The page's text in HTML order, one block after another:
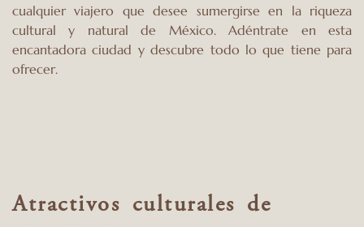
cualquier viajero que desee sumergirse en la riqueza
cultural y natural de México. Adéntrate en esta
encantadora ciudad y descubre todo lo que tiene para
ofrecer.
Atractivos culturales de